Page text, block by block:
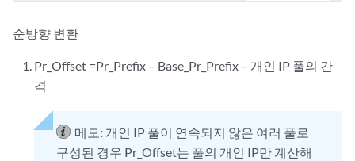
            }
                rule det-nat {
                    match-direction input;
                        source-address 10.1.0.0/16;
                    }
                    then {
순방향 변환
Pr_Offset =Pr_Prefix – Base_Pr_Prefix – 개인 IP 풀의 간
격
메모: 개인 IP 풀이 연속되지 않은 여러 풀로
구성된 경우 Pr_Offset는 풀의 개인 IP만 계산해